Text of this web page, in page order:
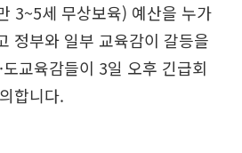
3~5세 무상보육) 예산을 누가
정부와 일부 교육감이 갈등을
교육감들이 3일 오후 긴급회
합니다.